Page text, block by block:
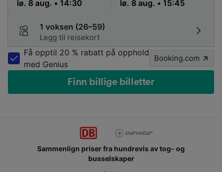
1 voksen (26–59)
Legg til reisekort
Få opptil 20 % rabatt på opphold
med Genius
Booking.com
Finn billige billetter
Slutt deg til millioner av mennesker som bruker oss
hver dag